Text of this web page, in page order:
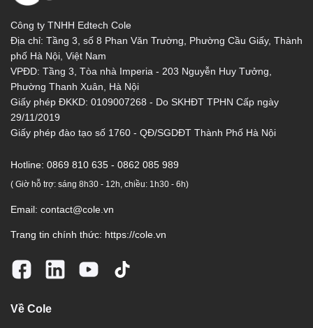
Công ty TNHH Edtech Cole
Địa chỉ: Tầng 3, số 8 Phan Văn Trường, Phường Cầu Giấy, Thành
phố Hà Nội, Việt Nam
VPĐD: Tầng 3, Tòa nhà Imperia - 203 Nguyễn Huy Tưởng,
Phường Thanh Xuân, Hà Nội
Giấy phép ĐKKD: 0109007268 - Do SKHĐT TPHN Cấp ngày
29/11/2019
Giấy phép đào tạo số 1760 - QĐ/SGDĐT Thành Phố Hà Nội
Hotline: 0869 810 635 - 0862 085 989
( Giờ hỗ trợ: sáng 8h30 - 12h, chiều: 1h30 - 6h)
Email: contact@cole.vn
Trang tin chính thức: https://cole.vn
Về Cole